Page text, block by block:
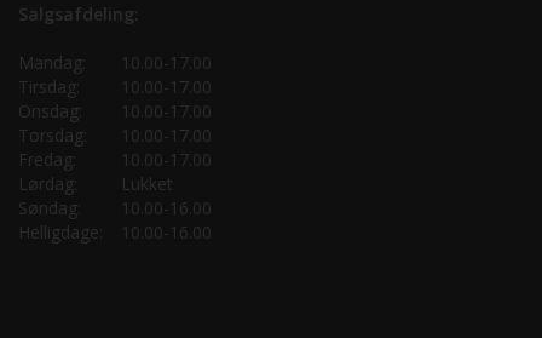
Salgsafdeling:
Mandag:
10.00-17.00
Tirsdag:
10.00-17.00
Onsdag:
10.00-17.00
Torsdag:
10.00-17.00
Fredag:
10.00-17.00
Lørdag:
Lukket
Søndag:
10.00-16.00
Helligdage:
10.00-16.00